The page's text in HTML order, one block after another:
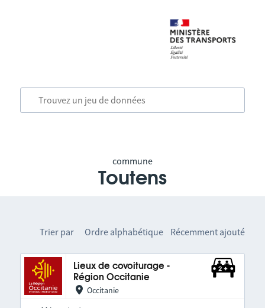
commune
Toutens
Trier par Ordre alphabétique Récemment ajouté
Lieux de covoiturage -
Région Occitanie
Occitanie